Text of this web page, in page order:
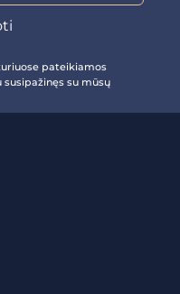
pateikiamos
susipažinęs su mūsų